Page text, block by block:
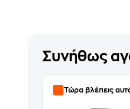
Συνήθως
Τώρα βλέπεις